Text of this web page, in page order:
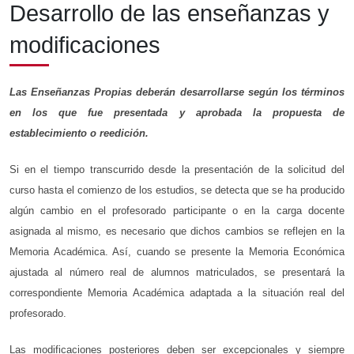
Desarrollo de las enseñanzas y
modificaciones
Las Enseñanzas Propias deberán desarrollarse según los términos
en los que fue presentada y aprobada la propuesta de
establecimiento o reedición.
Si en el tiempo transcurrido desde la presentación de la solicitud del
curso hasta el comienzo de los estudios, se detecta que se ha producido
algún cambio en el profesorado participante o en la carga docente
asignada al mismo, es necesario que dichos cambios se reflejen en la
Memoria Académica. Así, cuando se presente la Memoria Económica
ajustada al número real de alumnos matriculados, se presentará la
correspondiente Memoria Académica adaptada a la situación real del
profesorado.
Las modificaciones posteriores deben ser excepcionales y siempre